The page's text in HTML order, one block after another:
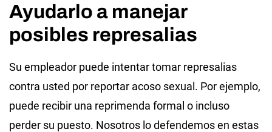
Ayudarlo a manejar
posibles represalias
Su empleador puede intentar tomar represalias
contra usted por reportar acoso sexual. Por ejemplo,
puede recibir una reprimenda formal o incluso
perder su puesto. Nosotros lo defendemos en estas